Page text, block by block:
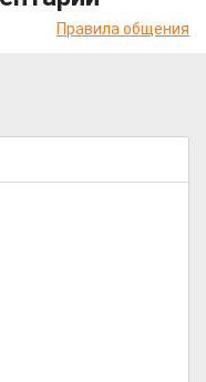
Правила общения